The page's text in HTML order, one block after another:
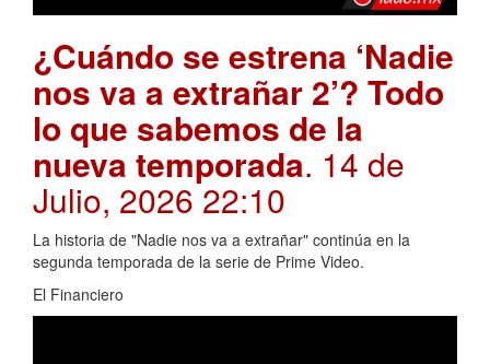
¿Cuándo se estrena ‘Nadie
nos va a extrañar 2’? Todo
lo que sabemos de la
nueva temporada. 14 de
Julio, 2026 22:10
La historia de "Nadie nos va a extrañar" continúa en la
segunda temporada de la serie de Prime Video.
El Financiero